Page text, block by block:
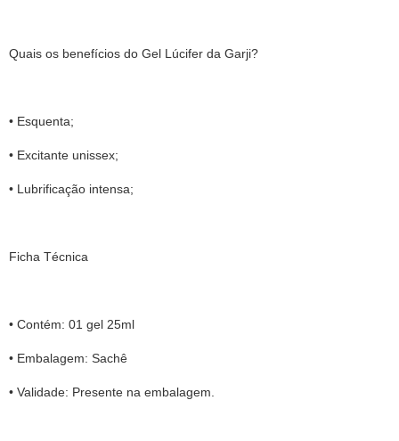
Quais os benefícios do Gel Lúcifer da Garji?
• Esquenta;
• Excitante unissex;
• Lubrificação intensa;
Ficha Técnica
• Contém: 01 gel 25ml
• Embalagem: Sachê
• Validade: Presente na embalagem.